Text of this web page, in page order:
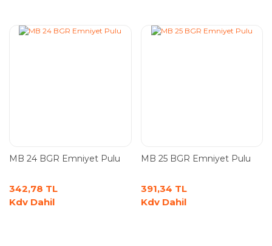
MB 24 BGR Emniyet Pulu
342,78 TL
Kdv Dahil
MB 25 BGR Emniyet Pulu
391,34 TL
Kdv Dahil